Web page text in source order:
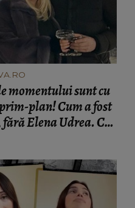
momentului sunt cu
plan! Cum a fost
Elena Udrea. Cu